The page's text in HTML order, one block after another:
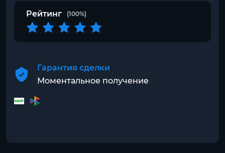
Рейтинг (100%)
Гарантия сделки
Моментальное получение